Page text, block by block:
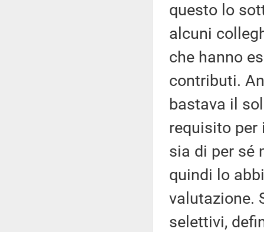
questo lo
alcuni
che hanno
contributi.
bastava il
requisito
sia di per sé
quindi lo
valutazione.
selettivi,